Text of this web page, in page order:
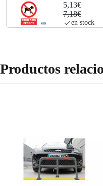
5,13€
7,18€
en stock
Productos